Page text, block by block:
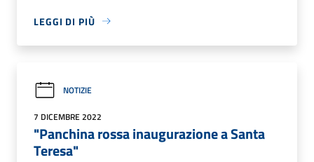
LEGGI DI PIÙ
NOTIZIE
7 DICEMBRE 2022
"Panchina rossa inaugurazione a Santa
Teresa"